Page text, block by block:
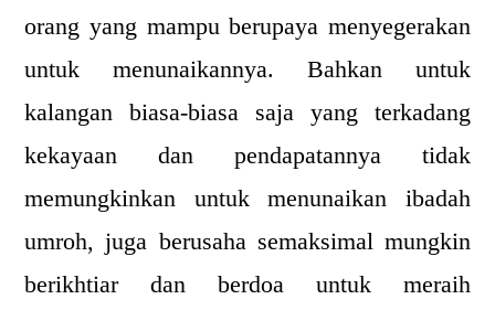
orang yang mampu berupaya menyegerakan
untuk menunaikannya. Bahkan untuk
kalangan biasa-biasa saja yang terkadang
kekayaan dan pendapatannya tidak
memungkinkan untuk menunaikan ibadah
umroh, juga berusaha semaksimal mungkin
berikhtiar dan berdoa untuk meraih